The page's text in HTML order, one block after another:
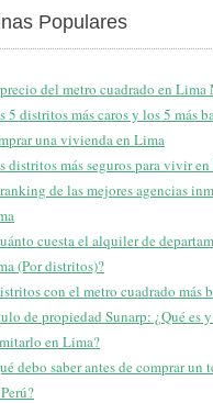
Populares
del metro cuadrado en Lima
5 distritos más caros y los 5 más
una vivienda en Lima
distritos más seguros para vivir
de las mejores agencias
cuesta el alquiler de
(Por distritos)?
con el metro cuadrado más
de propiedad Sunarp: ¿Qué es
en Lima?
debo saber antes de comprar un